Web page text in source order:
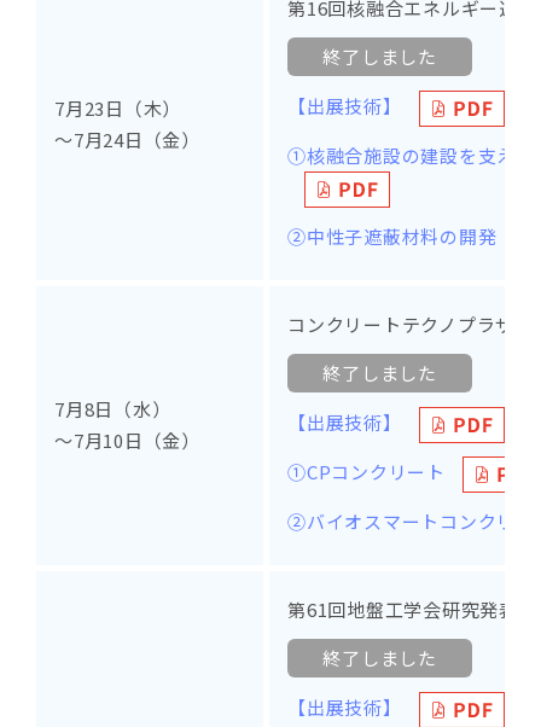
7月23日（木）
～7月24日（金）
第16回核融合エネルギー連
終了しました
【出展技術】
①核融合施設の建設を支える
②中性子遮蔽材料の開発
7月8日（水）
～7月10日（金）
コンクリートテクノプラザ
終了しました
【出展技術】
①CPコンクリート
②バイオスマートコンクリー
第61回地盤工学会研究発表会
終了しました
【出展技術】